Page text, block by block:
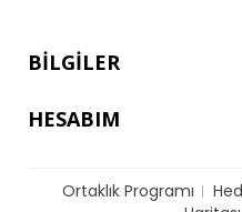
BILGILER
HESABIM
Ortaklık Programı